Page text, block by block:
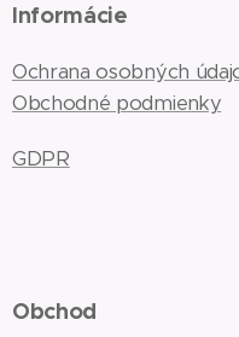
Informácie
Ochrana osobných
Obchodné podmienky
GDPR
Obchod